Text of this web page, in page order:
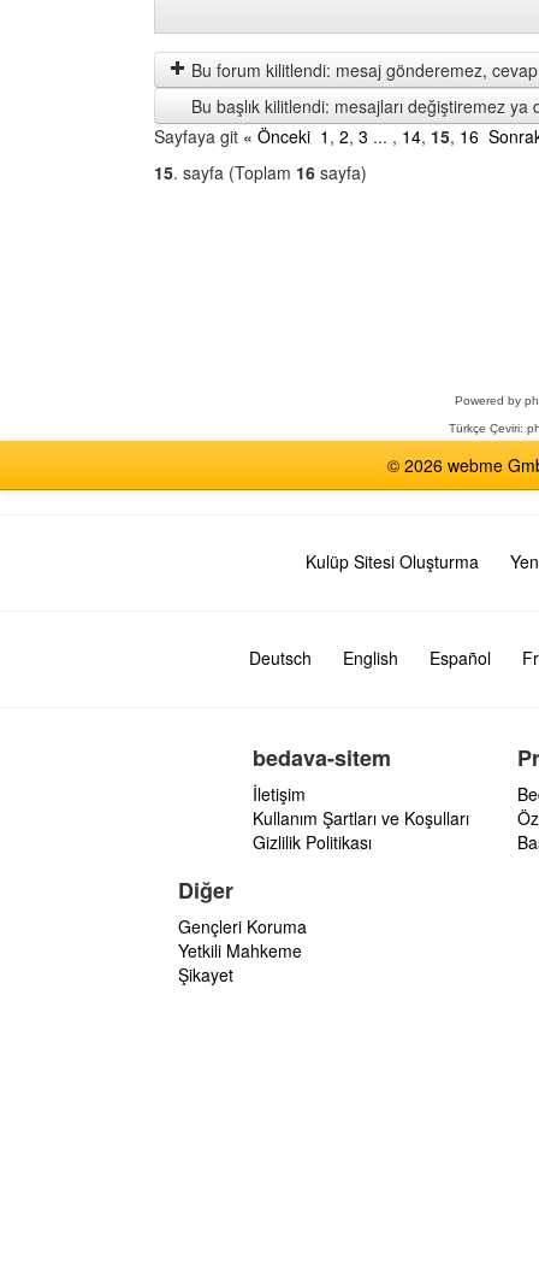
mesajları
göster
by
Bu forum kilitlendi: mesaj gönderemez,
Bu başlık kilitlendi: mesajları değiştiremez ya
Sayfaya git « Önceki 1 , 2, 3 ... , 14, 15, 16
15. sayfa (Toplam 16 sayfa)
Powered by
Türkçe Çeviri:
© 2026 webme
Kulüp Sitesi Oluşturma
Deutsch English Español
bedava-sitem
İletişim
Kullanım Şartları ve Koşulları
Gizlilik Politikası
Diğer
Gençleri Koruma
Yetkili Mahkeme
Şikayet